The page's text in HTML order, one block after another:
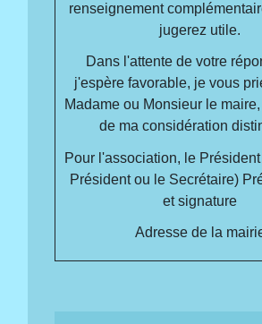
renseignement
jugerez utile.
Dans l'attente de votre
j'espère favorable, je vous
Madame ou Monsieur le
de ma considération
Pour l'association, le
Président ou le Secrétaire)
et signature
Adresse de la